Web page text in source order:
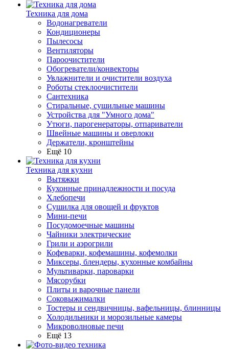
Техника для дома
Водонагреватели
Кондиционеры
Пылесосы
Вентиляторы
Пароочистители
Обогреватели/конвекторы
Увлажнители и очистители воздуха
Роботы стеклоочистители
Сантехника
Стиральные, сушильные машины
Устройства для "Умного дома"
Утюги, парогенераторы, отпариватели
Швейные машины и оверлоки
Держатели, кронштейны
Ещё 10
Техника для кухни
Вытяжки
Кухонные принадлежности и посуда
Хлебопечи
Сушилка для овощей и фруктов
Мини-печи
Посудомоечные машины
Чайники электрические
Грили и аэрогрили
Кофеварки, кофемашины, кофемолки
Миксеры, блендеры, кухонные комбайны
Мультиварки, пароварки
Мясорубки
Плиты и варочные панели
Соковыжималки
Тостеры и сендвичницы, вафельницы, блинницы
Холодильники и морозильные камеры
Микроволновые печи
Ещё 13